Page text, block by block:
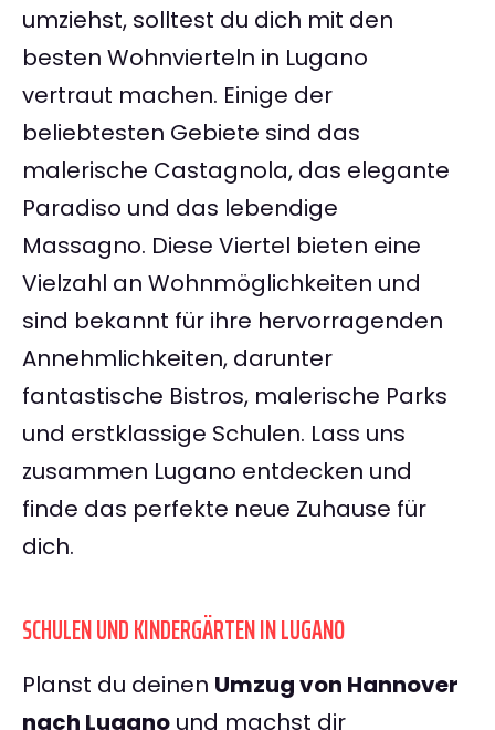
umziehst, solltest du dich mit den
besten Wohnvierteln in Lugano
vertraut machen. Einige der
beliebtesten Gebiete sind das
malerische Castagnola, das elegante
Paradiso und das lebendige
Massagno. Diese Viertel bieten eine
Vielzahl an Wohnmöglichkeiten und
sind bekannt für ihre hervorragenden
Annehmlichkeiten, darunter
fantastische Bistros, malerische Parks
und erstklassige Schulen. Lass uns
zusammen Lugano entdecken und
finde das perfekte neue Zuhause für
dich.
SCHULEN UND KINDERGÄRTEN IN LUGANO
Planst du deinen Umzug von Hannover
nach Lugano und machst dir